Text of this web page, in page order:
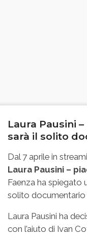
Laura Pausini
sarà il solito
Dal 7 aprile in
Laura Pausini –
Faenza ha spiegato
solito documentario
Laura Pausini ha
con l’aiuto di Ivan